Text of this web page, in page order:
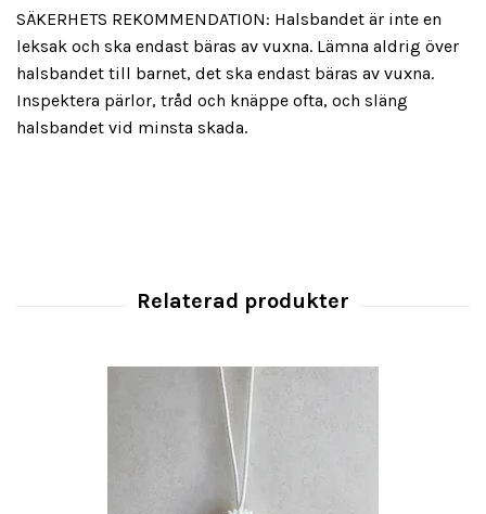
SÄKERHETS REKOMMENDATION: Halsbandet är inte en
leksak och ska endast bäras av vuxna. Lämna aldrig över
halsbandet till barnet, det ska endast bäras av vuxna.
Inspektera pärlor, tråd och knäppe ofta, och släng
halsbandet vid minsta skada.